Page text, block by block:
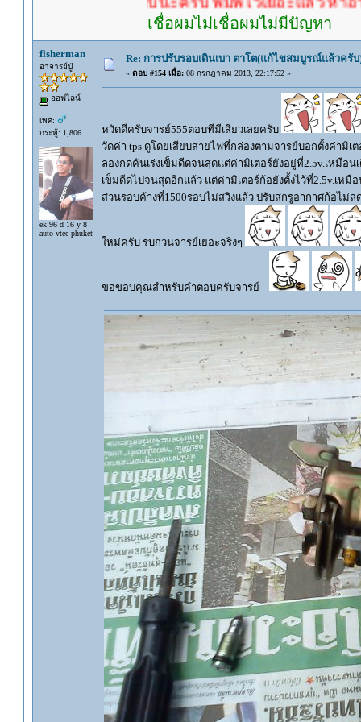
เชื่อผมไม่เชื่อผมไม่มีปัญหา
fisherman
อาจารย์ปู่
ออฟไลน์
เพศ:
กระทู้: 1,806
ek 96 d 16 y 8
auto vtec phuket
Re: การปรับรอบเดินเบา ตาโต(แก้ไขสมบูรณ์แล้วครั
« ตอบ #154 เมื่อ:08 กรกฎาคม 2013, 22:17:52 »
หวัดดีครับจารย์555ตอบทีมีเสียวเลยครับ
วัดค่า tps ดูโดยเสียบสายไฟที่กล่องตามจารย์บอกตั้งค่ามิเ
ลองกดคันเร่งเข็มดีดจนสุดแต่ค่ามิเตอร์ยังอยู่ที่2.5v.เหมือ
เข็มดีดไปจนสุดอีกแล้ว แต่ค่ามิเตอร์ก้อยังตั้งไว้ที่2.5v.เหมื
ส่วนรอบค้างที่1500รอบไม่สวิงแล้ว ปรับสกรูอากาศก้อไม่
ใหม่ครับ รบกวนจารย์เยอะจริงๆ
ขอขอบคุณสำหรับคำตอบครับจารย์